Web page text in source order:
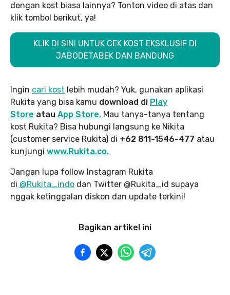
dengan kost biasa lainnya? Tonton video di atas dan
klik tombol berikut, ya!
KLIK DI SINI UNTUK CEK KOST EKSKLUSIF DI
JABODETABEK DAN BANDUNG
Ingin cari kost lebih mudah? Yuk, gunakan aplikasi
Rukita yang bisa kamu download di Play
Store atau App Store. Mau tanya-tanya tentang
kost Rukita? Bisa hubungi langsung ke Nikita
(customer service Rukita) di +62 811-1546-477 atau
kunjungi www.Rukita.co.
Jangan lupa follow Instagram Rukita
di @Rukita_indo dan Twitter @Rukita_id supaya
nggak ketinggalan diskon dan update terkini!
Bagikan artikel ini